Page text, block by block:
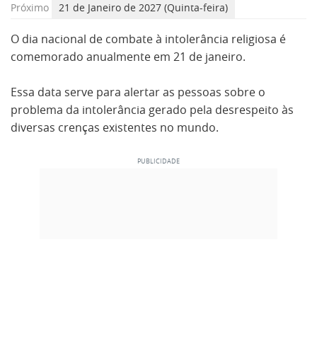
Próximo 21 de Janeiro de 2027 (Quinta-feira)
O dia nacional de combate à intolerância religiosa é
comemorado anualmente em 21 de janeiro.
Essa data serve para alertar as pessoas sobre o
problema da intolerância gerado pela desrespeito às
diversas crenças existentes no mundo.